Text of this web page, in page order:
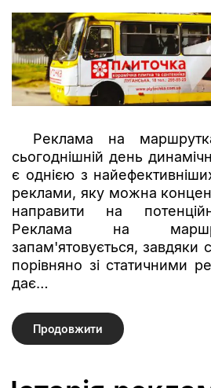
Реклама на
сьогоднішній день
є однією з
реклами, яку можна
направити на
Реклама на
запам'ятовується, завдяки
порівняно зі статичними
дає…
Продовжити